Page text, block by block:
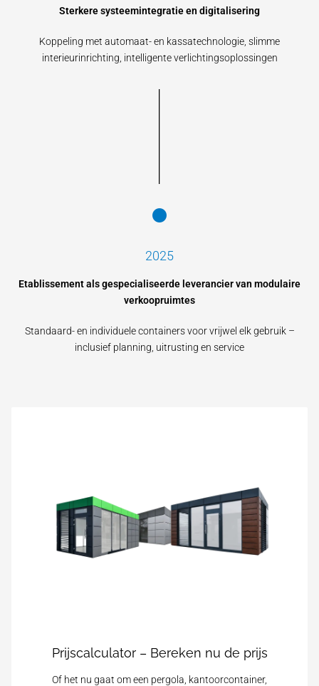
Sterkere systeemintegratie en digitalisering
Koppeling met automaat- en kassatechnologie, slimme
interieurinrichting, intelligente verlichtingsoplossingen
2025
Etablissement als gespecialiseerde leverancier van modulaire
verkoopruimtes
Standaard- en individuele containers voor vrijwel elk gebruik –
inclusief planning, uitrusting en service
Prijscalculator – Bereken nu de prijs
Of het nu gaat om een pergola, kantoorcontainer,